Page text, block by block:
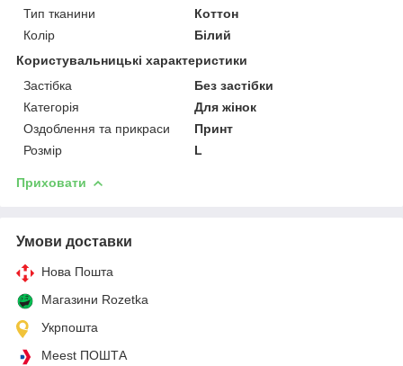
Тип тканини
Коттон
Колір
Білий
Користувальницькі характеристики
Застібка
Без застібки
Категорія
Для жінок
Оздоблення та прикраси
Принт
Розмір
L
Приховати
Умови доставки
Нова Пошта
Магазини Rozetka
Укрпошта
Meest ПОШТА